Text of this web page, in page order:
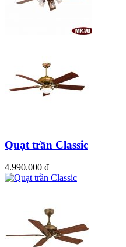
ánh cong vút lên tạo ra lượng gió
Quạt trần Classic
4.990.000 ₫